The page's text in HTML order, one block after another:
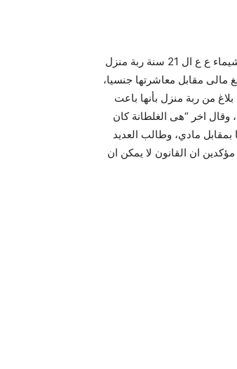
وصل الحال بين النساء الى “دعارة و قلة ادب وكمان بجاحة وفجر” ، حيث تقدمت شيماء ع ع ال 21 سنة ربة منزل
مالى مقابل معاشرتها جنسيا،
من ربة منزل بأنها باعت
وقال اخر “هى الغلطانة كان
بمقابل مادي، وطالب العديد
ان القانون لا يمكن ان